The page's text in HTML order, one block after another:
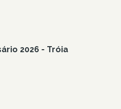
2026 - Tróia